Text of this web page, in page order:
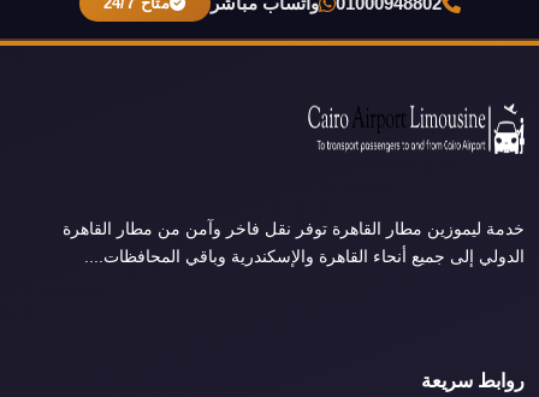
خدمة ليموزين مطار القاهرة توفر نقل فاخر وآمن من مطار القاهرة
الدولي إلى جميع أنحاء القاهرة والإسكندرية وباقي المحافظات....
روابط سريعة